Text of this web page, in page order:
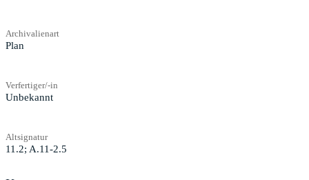
Archivalienart
Plan
Verfertiger/-in
Unbekannt
Altsignatur
11.2; A.11-2.5